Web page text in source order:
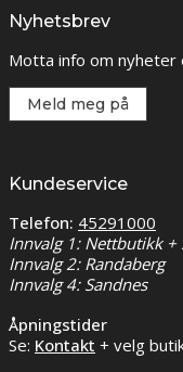
Nyhetsbrev
Motta info om nyheter
Meld meg på
Kundeservice
Telefon: 45291000
Innvalg 1: Nettbutikk +
Innvalg 2: Randaberg
Innvalg 4: Sandnes
Åpningstider
Se: Kontakt + velg